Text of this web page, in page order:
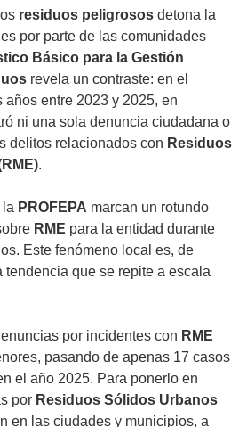
residuos peligrosos detona la
por parte de las comunidades
Básico para la Gestión
revela un contraste: en el
años entre 2023 y 2025, en
ni una sola denuncia ciudadana o
delitos relacionados con Residuos
.
la PROFEPA marcan un rotundo
RME para la entidad durante
Este fenómeno local es, de
tendencia que se repite a escala
por incidentes con RME
pasando de apenas 17 casos
el año 2025. Para ponerlo en
por Residuos Sólidos Urbanos
en las ciudades y municipios, a